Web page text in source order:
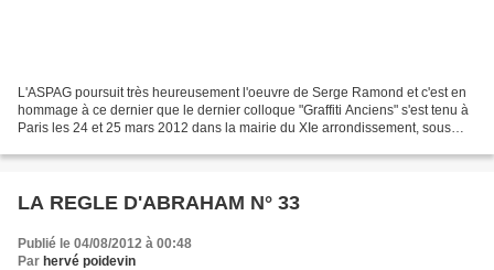
L'ASPAG poursuit très heureusement l'oeuvre de Serge Ramond et c'est en
hommage à ce dernier que le dernier colloque "Graffiti Anciens" s'est tenu à
Paris les 24 et 25 mars 2012 dans la mairie du XIe arrondissement, sous
LA REGLE D'ABRAHAM N° 33
Publié le 04/08/2012 à 00:48
Par hervé poidevin